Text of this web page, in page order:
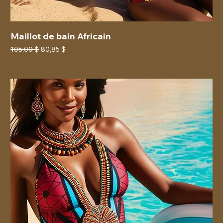
Maillot de bain Africain
Prix original
105,00 $ Prix promotionnel
80,85 $